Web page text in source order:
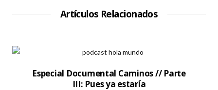
W
Artículos Relacionados
Especial Documental Caminos // Parte
III: Pues ya estaría